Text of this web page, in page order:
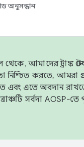
অনুসন্ধান
আমাদের ট্রাঙ্ক
নিশ্চিত করতে,
এবং এতে অবদান
ব্রাঞ্চটি সর্বদা